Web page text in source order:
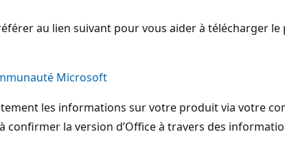
au lien suivant pour vous aider à télécharger
Microsoft
les informations sur votre produit via votre
confirmer la version d’Office à travers des